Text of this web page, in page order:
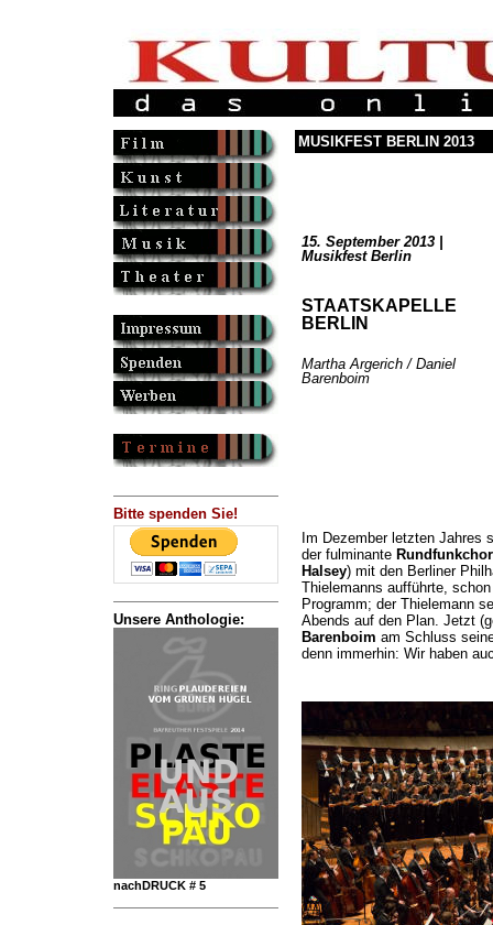
Bitte spenden Sie!
Unsere Anthologie:
nachDRUCK # 5
MUSIKFEST BERLIN 2013
15. September 2013 |
Musikfest Berlin
STAATSKAPELLE
BERLIN
Martha Argerich / Daniel
Barenboim
Im Dezember letzten Jahres
der fulminante
Halsey) mit den Berliner
Thielemanns aufführte,
Programm; der Thielemann
Abends auf den Plan. Jetzt
Barenboim am Schluss
denn immerhin: Wir haben